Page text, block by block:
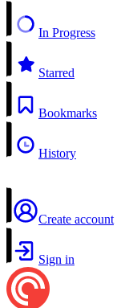
In Progress
Starred
Bookmarks
History
Create account
Sign in